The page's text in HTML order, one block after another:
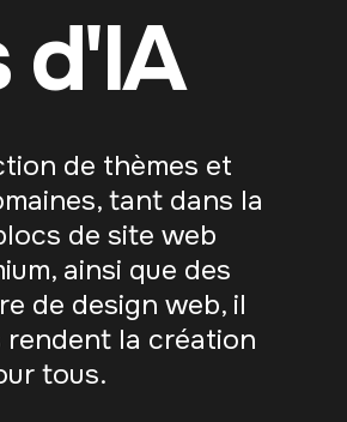
d'IA
de thèmes et
tant dans la
de site web
ainsi que des
de design web, il
la création
tous.